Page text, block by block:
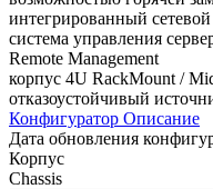
интегрированный
система управления
Remote Management
корпус 4U RackMount /
отказоустойчивый
Конфигуратор Описание
Дата обновления
Корпус
Chassis